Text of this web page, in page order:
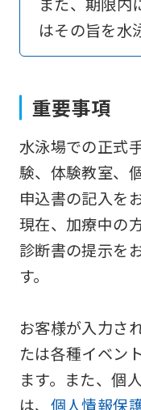
はその旨を水
重要事項
水泳場での正式
験、体験教室、
申込書の記入を
現在、加療中の
診断書の提示を
す。
お客様が入力さ
たは各種イベン
ます。また、個